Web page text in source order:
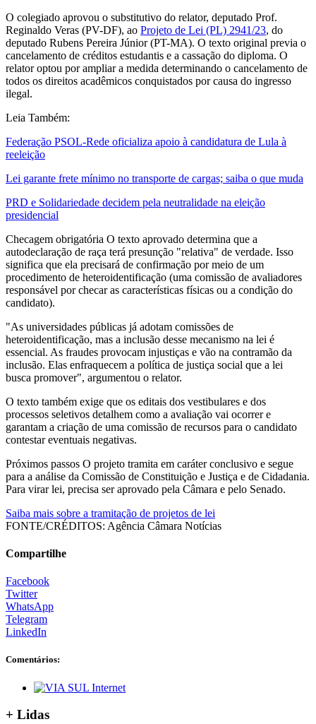
O colegiado aprovou o substitutivo do relator, deputado Prof.
Reginaldo Veras (PV-DF), ao Projeto de Lei (PL) 2941/23, do
deputado Rubens Pereira Júnior (PT-MA). O texto original previa o
cancelamento de créditos estudantis e a cassação do diploma. O
relator optou por ampliar a medida determinando o cancelamento de
todos os direitos acadêmicos conquistados por causa do ingresso
ilegal.
Leia Também:
Federação PSOL-Rede oficializa apoio à candidatura de Lula à
reeleição
Lei garante frete mínimo no transporte de cargas; saiba o que muda
PRD e Solidariedade decidem pela neutralidade na eleição
presidencial
Checagem obrigatória O texto aprovado determina que a
autodeclaração de raça terá presunção "relativa" de verdade. Isso
significa que ela precisará de confirmação por meio de um
procedimento de heteroidentificação (uma comissão de avaliadores
responsável por checar as características físicas ou a condição do
candidato).
"As universidades públicas já adotam comissões de
heteroidentificação, mas a inclusão desse mecanismo na lei é
essencial. As fraudes provocam injustiças e vão na contramão da
inclusão. Elas enfraquecem a política de justiça social que a lei
busca promover", argumentou o relator.
O texto também exige que os editais dos vestibulares e dos
processos seletivos detalhem como a avaliação vai ocorrer e
garantam a criação de uma comissão de recursos para o candidato
contestar eventuais negativas.
Próximos passos O projeto tramita em caráter conclusivo e segue
para a análise da Comissão de Constituição e Justiça e de Cidadania.
Para virar lei, precisa ser aprovado pela Câmara e pelo Senado.
Saiba mais sobre a tramitação de projetos de lei
FONTE/CRÉDITOS: Agência Câmara Notícias
Compartilhe
Facebook
Twitter
WhatsApp
Telegram
LinkedIn
Comentários:
+ Lidas